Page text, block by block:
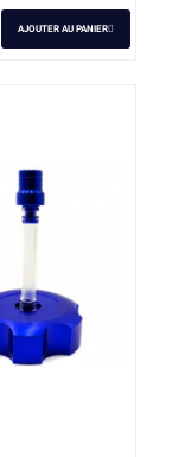
AJOUTER AU PANIER